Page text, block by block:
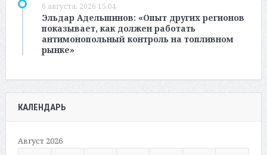
6 августа, 2026 15:04
Эльдар Адельшинов: «Опыт других регионов
показывает, как должен работать
антимонопольный контроль на топливном
рынке»
КАЛЕНДАРЬ
Август 2026